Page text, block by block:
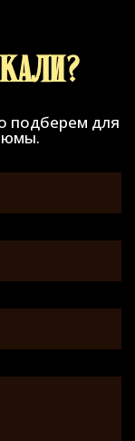
подберем для